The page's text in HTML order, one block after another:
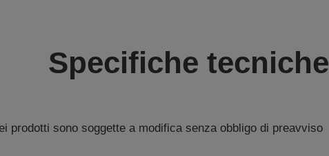
Specifiche tecniche
prodotti sono soggette a modifica senza obbligo di preavviso